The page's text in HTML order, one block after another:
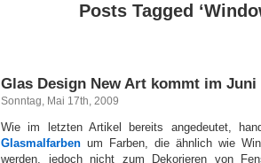
Posts Tagged
Glas Design New Art kommt im
Sonntag, Mai 17th, 2009
Wie im letzten Artikel bereits angedeutet,
Glasmalfarben um Farben, die ähnlich wie
werden, jedoch nicht zum Dekorieren von